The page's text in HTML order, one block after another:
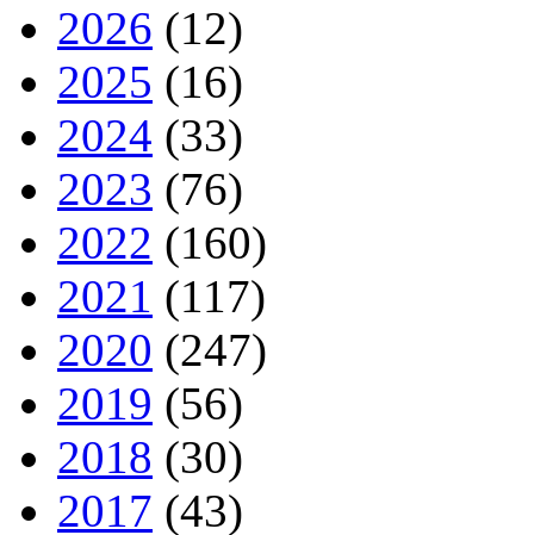
2026 (12)
2025 (16)
2024 (33)
2023 (76)
2022 (160)
2021 (117)
2020 (247)
2019 (56)
2018 (30)
2017 (43)